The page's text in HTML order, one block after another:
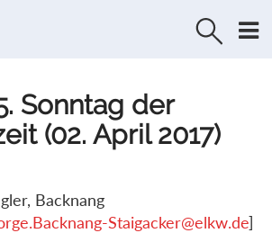
Sonntag der
(02. April 2017)
Backnang
Staigacker@elkw.de]